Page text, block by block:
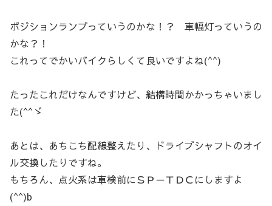
ポジションランプっていうのかな！？ 車幅灯っていうの
かな？！
これってでかいバイクらしくて良いですよね(^^)
たったこれだけなんですけど、結構時間かかっちゃいまし
た(^^ゞ
あとは、あちこち配線整えたり、ドライブシャフトのオイ
ル交換したりですね。
もちろん、点火系は車検前にＳＰ－ＴＤＣにしますよ
(^^)b